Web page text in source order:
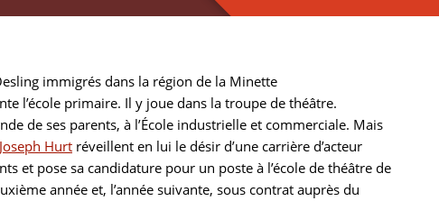
immigrés dans la région de la Minette
l’école primaire. Il y joue dans la troupe de théâtre.
de ses parents, à l’École industrielle et commerciale. Mais
Joseph Hurt réveillent en lui le désir d’une carrière d’acteur
et pose sa candidature pour un poste à l’école de théâtre de
année et, l’année suivante, sous contrat auprès du